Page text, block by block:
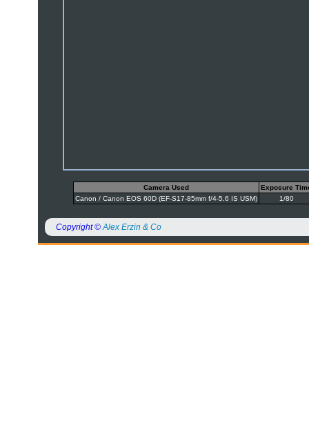
Camera Used
Exposure
Canon / Canon EOS 60D (EF-S17-85mm f/4-5.6 IS USM)
1/80
Copyright ©Alex Erzin & Co